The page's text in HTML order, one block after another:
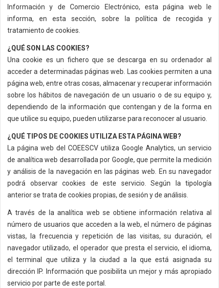
Información y de Comercio Electrónico, esta página web le
informa, en esta sección, sobre la política de recogida y
tratamiento de cookies.
¿QUÉ SON LAS COOKIES?
Una cookie es un fichero que se descarga en su ordenador al
acceder a determinadas páginas web. Las cookies permiten a una
página web, entre otras cosas, almacenar y recuperar información
sobre los hábitos de navegación de un usuario o de su equipo y,
dependiendo de la información que contengan y de la forma en
que utilice su equipo, pueden utilizarse para reconocer al usuario.
¿QUÉ TIPOS DE COOKIES UTILIZA ESTA PÁGINA WEB?
La página web del COEESCV utiliza Google Analytics, un servicio
de analítica web desarrollada por Google, que permite la medición
y análisis de la navegación en las páginas web. En su navegador
podrá observar cookies de este servicio. Según la tipología
anterior se trata de cookies propias, de sesión y de análisis.
A través de la analítica web se obtiene información relativa al
número de usuarios que acceden a la web, el número de páginas
vistas, la frecuencia y repetición de las visitas, su duración, el
navegador utilizado, el operador que presta el servicio, el idioma,
el terminal que utiliza y la ciudad a la que está asignada su
dirección IP. Información que posibilita un mejor y más apropiado
servicio por parte de este portal.